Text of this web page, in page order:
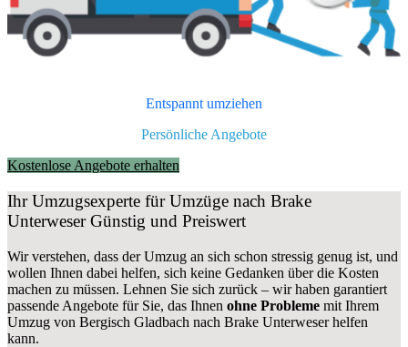
Entspannt umziehen
Persönliche Angebote
Kostenlose Angebote erhalten
Ihr Umzugsexperte für Umzüge nach Brake
UnterweserGünstig und Preiswert
Wir verstehen, dass der Umzug an sich schon stressig genug ist, und
wollen Ihnen dabei helfen, sich keine Gedanken über die Kosten
machen zu müssen. Lehnen Sie sich zurück – wir haben garantiert
passende Angebote für Sie, das Ihnen ohne Probleme mit Ihrem
Umzug von Bergisch Gladbach nach Brake Unterweser helfen
kann.